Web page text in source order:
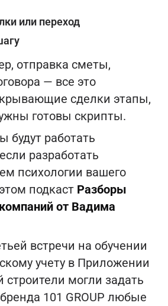
или переход
отправка сметы,
— все это
сделки этапы,
готовы скрипты.
работать
разработать
психологии вашего
подкаст Разборы
от Вадима
встречи на обучении
учету в Приложении
строители могли задать
101 GROUP любые